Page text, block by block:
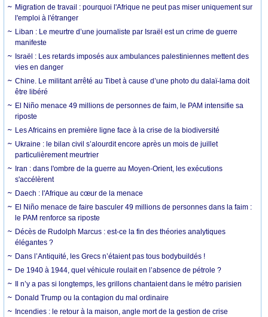
Migration de travail : pourquoi l'Afrique ne peut pas miser uniquement sur
l'emploi à l'étranger
Liban : Le meurtre d’une journaliste par Israël est un crime de guerre
manifeste
Israël : Les retards imposés aux ambulances palestiniennes mettent des
vies en danger
Chine. Le militant arrêté au Tibet à cause d’une photo du dalaï-lama doit
être libéré
El Niño menace 49 millions de personnes de faim, le PAM intensifie sa
riposte
Les Africains en première ligne face à la crise de la biodiversité
Ukraine : le bilan civil s’alourdit encore après un mois de juillet
particulièrement meurtrier
Iran : dans l'ombre de la guerre au Moyen-Orient, les exécutions
s'accélèrent
Daech : l'Afrique au cœur de la menace
El Niño menace de faire basculer 49 millions de personnes dans la faim :
le PAM renforce sa riposte
Décès de Rudolph Marcus : est-ce la fin des théories analytiques
élégantes ?
Dans l’Antiquité, les Grecs n’étaient pas tous bodybuildés !
De 1940 à 1944, quel véhicule roulait en l’absence de pétrole ?
Il n’y a pas si longtemps, les grillons chantaient dans le métro parisien
Donald Trump ou la contagion du mal ordinaire
Incendies : le retour à la maison, angle mort de la gestion de crise